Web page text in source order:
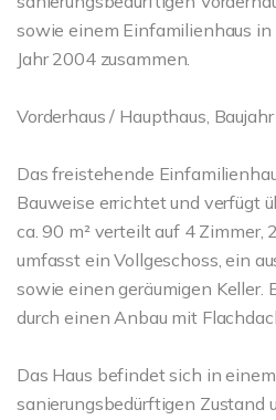
sowie einem Einfamilienhaus in
Jahr 2004 zusammen.
Vorderhaus / Haupthaus,
Das freistehende
Bauweise errichtet und verfügt
ca. 90 m² verteilt auf 4 Zimmer,
umfasst ein Vollgeschoss, ein
sowie einen geräumigen Keller.
durch einen Anbau mit
Das Haus befindet sich in
sanierungsbedürftigen Zustand